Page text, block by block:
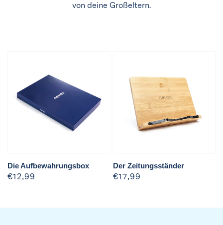
von deine Großeltern.
Die Aufbewahrungsbox
Normaler
€12,99
Der Zeitungsständer
Normaler
€17,99